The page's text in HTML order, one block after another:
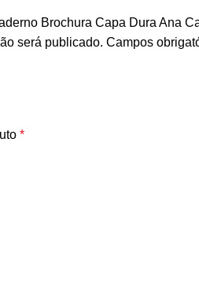
Brochura Capa Dura Ana
será publicado. Campos
*